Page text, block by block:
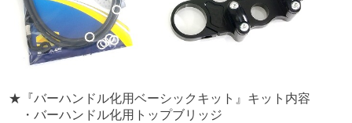
★『バーハンドル化用ベーシックキット』キット内容
・バーハンドル化用トップブリッジ